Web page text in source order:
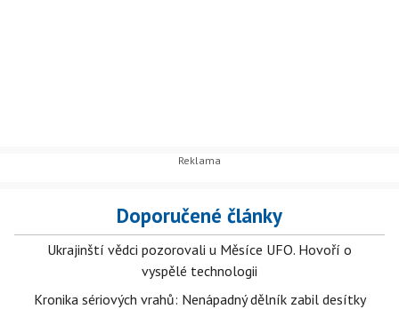
Doporučené články
Ukrajinští vědci pozorovali u Měsíce UFO. Hovoří o
vyspělé technologii
Kronika sériových vrahů: Nenápadný dělník zabil desítky